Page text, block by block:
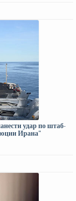
удар по штаб-
Ирана"